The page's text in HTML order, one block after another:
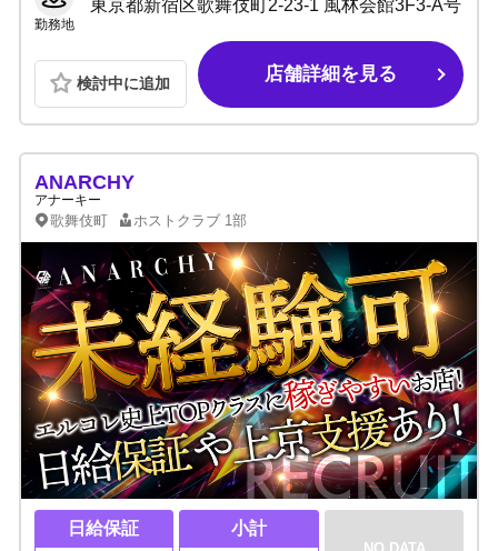
勤務地
東京都新宿区歌舞伎町2-23-1 風林会館3F3-A号
検討中に追加 店舗詳細を見る
ANARCHY
アナーキー
歌舞伎町 ホストクラブ 1部
日給保証 小計